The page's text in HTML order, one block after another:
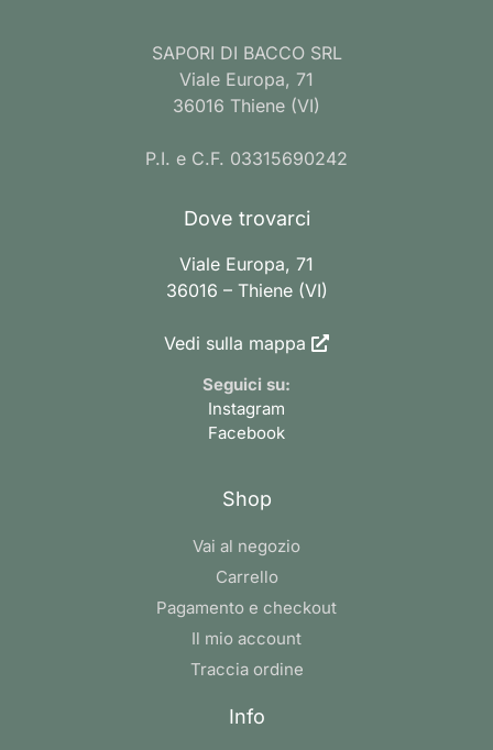
SAPORI DI BACCO SRL
Viale Europa, 71
36016 Thiene (VI)
P.I. e C.F. 03315690242
Dove trovarci
Viale Europa, 71
36016 – Thiene (VI)
Vedi sulla mappa
Seguici su:
Instagram
Facebook
Shop
Vai al negozio
Carrello
Pagamento e checkout
Il mio account
Traccia ordine
Info